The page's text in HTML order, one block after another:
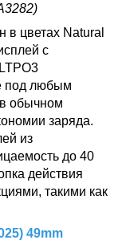
в цветах Natural
с
под любым
обычном
заряда.
из
до 40
действия
такими как
49mm